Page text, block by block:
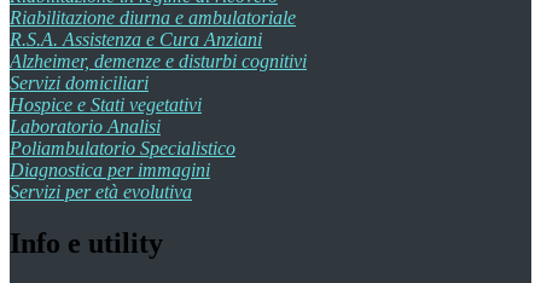
Riabilitazione diurna e ambulatoriale
R.S.A. Assistenza e Cura Anziani
Alzheimer, demenze e disturbi cognitivi
Servizi domiciliari
Hospice e Stati vegetativi
Laboratorio Analisi
Poliambulatorio Specialistico
Diagnostica per immagini
Servizi per età evolutiva
Info e utility